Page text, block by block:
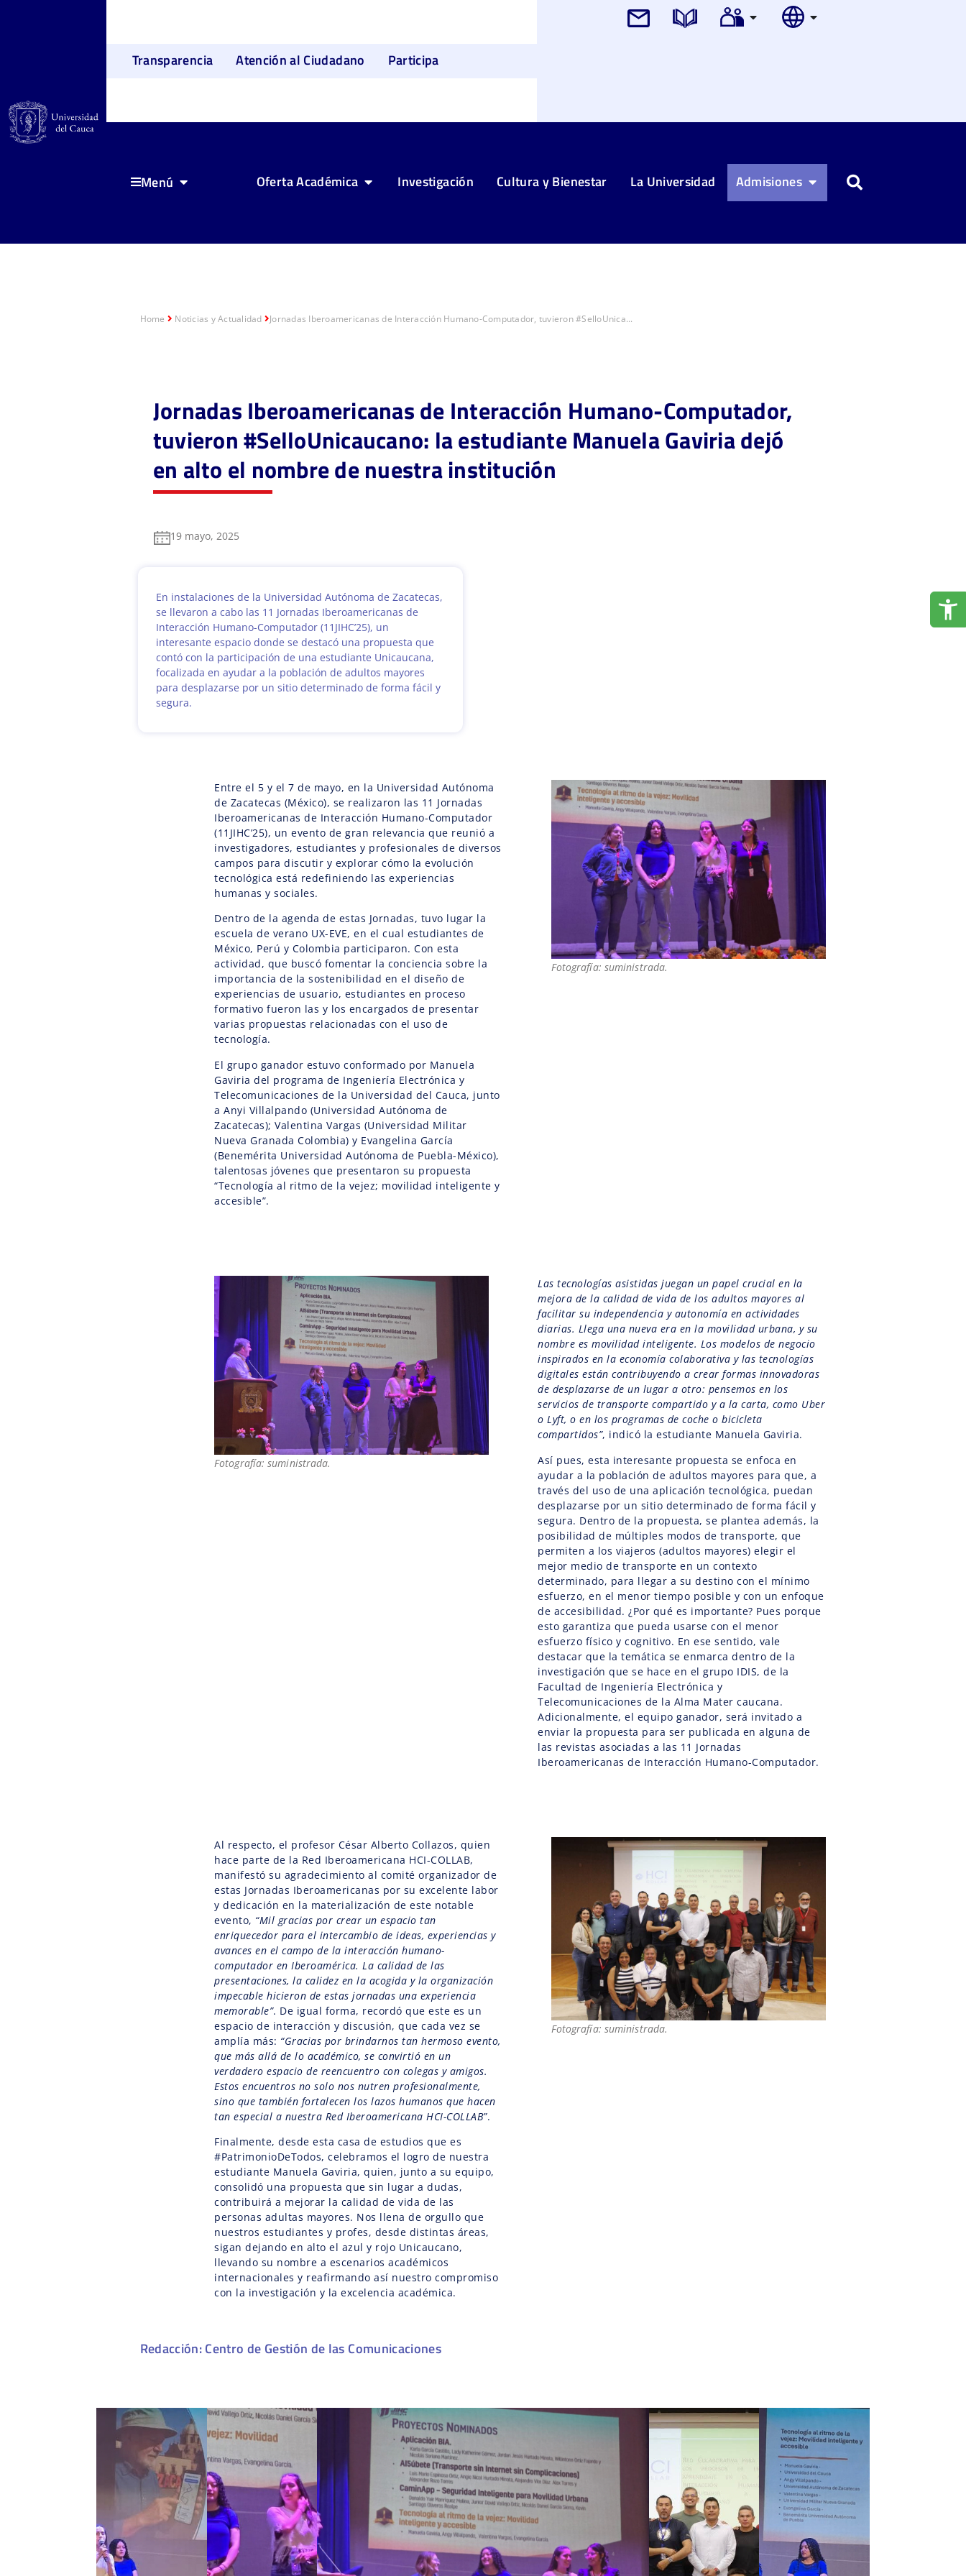
Transparencia Atención al Ciudadano Participa
Menú Oferta Académica Investigación Cultura y Bienestar La Universidad Admisiones Buscar
Home Noticias y Actualidad Jornadas Iberoamericanas de Interacción Humano-Computador, tuvieron #SelloUnica...
Jornadas Iberoamericanas de Interacción Humano-Computador,
tuvieron #SelloUnicaucano: la estudiante Manuela Gaviria dejó
en alto el nombre de nuestra institución
19 mayo, 2025
En instalaciones de la Universidad Autónoma de Zacatecas,
se llevaron a cabo las 11 Jornadas Iberoamericanas de
Interacción Humano-Computador (11JIHC’25), un
interesante espacio donde se destacó una propuesta que
contó con la participación de una estudiante Unicaucana,
focalizada en ayudar a la población de adultos mayores
para desplazarse por un sitio determinado de forma fácil y
segura.
Entre el 5 y el 7 de mayo, en la Universidad Autónoma
de Zacatecas (México), se realizaron las 11 Jornadas
Iberoamericanas de Interacción Humano-Computador
(11JIHC’25), un evento de gran relevancia que reunió a
investigadores, estudiantes y profesionales de diversos
campos para discutir y explorar cómo la evolución
tecnológica está redefiniendo las experiencias
humanas y sociales.
Dentro de la agenda de estas Jornadas, tuvo lugar la
escuela de verano UX-EVE, en el cual estudiantes de
México, Perú y Colombia participaron. Con esta
actividad, que buscó fomentar la conciencia sobre la
importancia de la sostenibilidad en el diseño de
experiencias de usuario, estudiantes en proceso
formativo fueron las y los encargados de presentar
varias propuestas relacionadas con el uso de
tecnología.
El grupo ganador estuvo conformado por Manuela
Gaviria del programa de Ingeniería Electrónica y
Telecomunicaciones de la Universidad del Cauca, junto
a Anyi Villalpando (Universidad Autónoma de
Zacatecas); Valentina Vargas (Universidad Militar
Nueva Granada Colombia) y Evangelina García
(Benemérita Universidad Autónoma de Puebla-México),
talentosas jóvenes que presentaron su propuesta
“Tecnología al ritmo de la vejez; movilidad inteligente y
accesible”.
Fotografía: suministrada.
Fotografía: suministrada.
Las tecnologías asistidas juegan un papel crucial en la
mejora de la calidad de vida de los adultos mayores al
facilitar su independencia y autonomía en actividades
diarias. Llega una nueva era en la movilidad urbana, y su
nombre es movilidad inteligente. Los modelos de negocio
inspirados en la economía colaborativa y las tecnologías
digitales están contribuyendo a crear formas innovadoras
de desplazarse de un lugar a otro: pensemos en los
servicios de transporte compartido y a la carta, como Uber
o Lyft, o en los programas de coche o bicicleta
compartidos”, indicó la estudiante Manuela Gaviria.
Así pues, esta interesante propuesta se enfoca en
ayudar a la población de adultos mayores para que, a
través del uso de una aplicación tecnológica, puedan
desplazarse por un sitio determinado de forma fácil y
segura. Dentro de la propuesta, se plantea además, la
posibilidad de múltiples modos de transporte, que
permiten a los viajeros (adultos mayores) elegir el
mejor medio de transporte en un contexto
determinado, para llegar a su destino con el mínimo
esfuerzo, en el menor tiempo posible y con un enfoque
de accesibilidad. ¿Por qué es importante? Pues porque
esto garantiza que pueda usarse con el menor
esfuerzo físico y cognitivo. En ese sentido, vale
destacar que la temática se enmarca dentro de la
investigación que se hace en el grupo IDIS, de la
Facultad de Ingeniería Electrónica y
Telecomunicaciones de la Alma Mater caucana.
Adicionalmente, el equipo ganador, será invitado a
enviar la propuesta para ser publicada en alguna de
las revistas asociadas a las 11 Jornadas
Iberoamericanas de Interacción Humano-Computador.
Al respecto, el profesor César Alberto Collazos, quien
hace parte de la Red Iberoamericana HCI-COLLAB,
manifestó su agradecimiento al comité organizador de
estas Jornadas Iberoamericanas por su excelente labor
y dedicación en la materialización de este notable
evento, “Mil gracias por crear un espacio tan
enriquecedor para el intercambio de ideas, experiencias y
avances en el campo de la interacción humano-
computador en Iberoamérica. La calidad de las
presentaciones, la calidez en la acogida y la organización
impecable hicieron de estas jornadas una experiencia
memorable”. De igual forma, recordó que este es un
espacio de interacción y discusión, que cada vez se
amplía más: “Gracias por brindarnos tan hermoso evento,
que más allá de lo académico, se convirtió en un
verdadero espacio de reencuentro con colegas y amigos.
Estos encuentros no solo nos nutren profesionalmente,
sino que también fortalecen los lazos humanos que hacen
tan especial a nuestra Red Iberoamericana HCI-COLLAB”.
Finalmente, desde esta casa de estudios que es
#PatrimonioDeTodos, celebramos el logro de nuestra
estudiante Manuela Gaviria, quien, junto a su equipo,
consolidó una propuesta que sin lugar a dudas,
contribuirá a mejorar la calidad de vida de las
personas adultas mayores. Nos llena de orgullo que
nuestros estudiantes y profes, desde distintas áreas,
sigan dejando en alto el azul y rojo Unicaucano,
llevando su nombre a escenarios académicos
internacionales y reafirmando así nuestro compromiso
con la investigación y la excelencia académica.
Fotografía: suministrada.
Redacción: Centro de Gestión de las Comunicaciones